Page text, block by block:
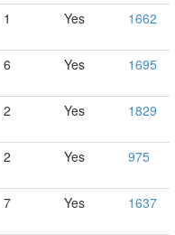
1 Yes 1662
6 Yes 1695
2 Yes 1829
2 Yes 975
7 Yes 1637